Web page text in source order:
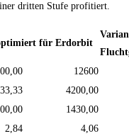
dritten Stufe profitiert.
für Erdorbit
12600
4200,00
1430,00
2,84 4,06